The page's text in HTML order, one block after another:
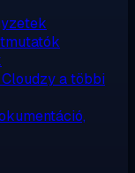
Cloudzy a többi